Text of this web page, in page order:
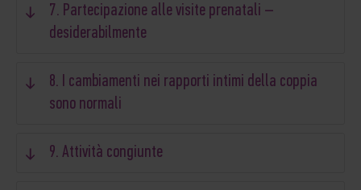
7. Partecipazione alle visite prenatali –
desiderabilmente
8. I cambiamenti nei rapporti intimi della coppia
sono normali
9. Attività congiunte